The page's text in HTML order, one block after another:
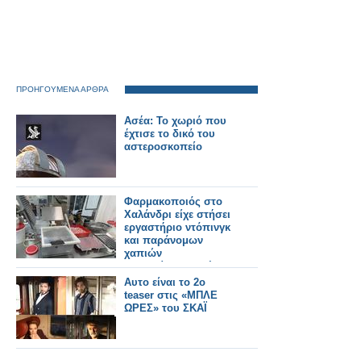
ΠΡΟΗΓΟΥΜΕΝΑ ΑΡΘΡΑ
Ασέα: Το χωριό που
έχτισε το δικό του
αστεροσκοπείο
Φαρμακοποιός στο
Χαλάνδρι είχε στήσει
εργαστήριο ντόπινγκ
και παράνομων
χαπιών
αδυνατίσματος, έκανε
εξαγωγές σε 90 χώρες
με τζίρο 1 εκατ. ευρώ
Αυτο είναι το 2ο
teaser στις «ΜΠΛΕ
ΩΡΕΣ» του ΣΚΑΪ